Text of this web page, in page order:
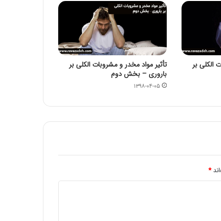
مقاله شماره سی و هفتم: با افزایش غلظت سم
دیازینون منجر به کاهش بقا و تولید مثل در
همه نسل ها می شود
قرص ضد بارداری عامل 4 برابري لخته‌ مغزي
در زنان در ماه رمضان
الکلی بر
تأثیر مواد مخدر و مشروبات الکلی بر
باروری – بخش دوم
۱۳۹۸-۰۴-۰۵
*